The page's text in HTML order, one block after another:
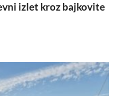
izlet kroz bajkovite